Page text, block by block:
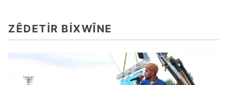
ZÊDETIR BIXWÎNE